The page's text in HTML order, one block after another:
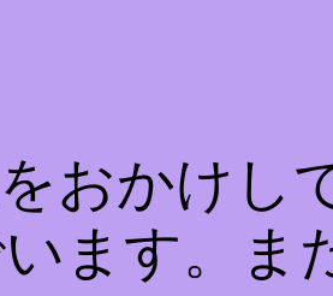
おかけし
ます。ま